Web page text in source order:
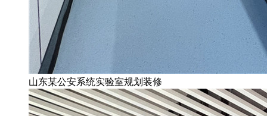
山东某公安系统实验室规划装修